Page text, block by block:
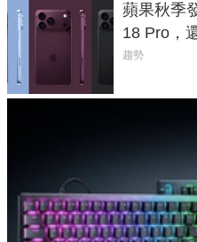
蘋果秋季
18 Pro，
預測一次看
趨勢